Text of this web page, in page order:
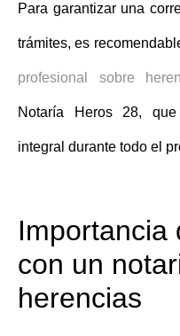
Para garantizar una
trámites, es
profesional sobre
Notaría Heros 28, que
integral durante todo el
Importancia
con un
herencias